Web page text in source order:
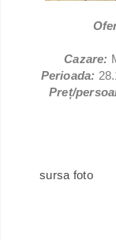
Cazare:
Perioada:
Preț/
sursa foto